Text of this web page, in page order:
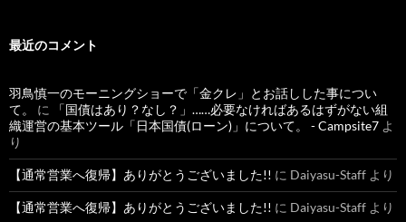
最近のコメント
羽鳥慎一のモーニングショーで「金クレ」とお話しした事につい
て。
に
「国債はあり？なし？」……必要なければあるはずがない組
織運営の基本ツール「日本国債(ローン)」について。 - Campsite7 よ
り
【通常営業へ復帰】ありがとうございました!! に Daiyasu-Staff より
【通常営業へ復帰】ありがとうございました!! に Daiyasu-Staff より